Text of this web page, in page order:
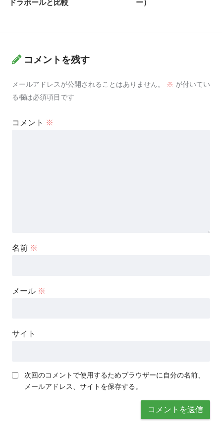
ドラボールと比較 ー）
コメントを残す
メールアドレスが公開されることはありません。 ※ が付いてい
る欄は必須項目です
コメント ※
名前 ※
メール ※
サイト
次回のコメントで使用するためブラウザーに自分の名前、
メールアドレス、サイトを保存する。